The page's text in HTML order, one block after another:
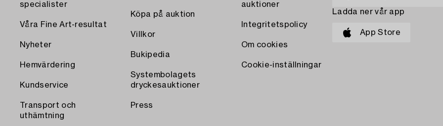
specialister
Våra Fine Art-resultat
Nyheter
Hemvärdering
Kundservice
Transport och
uthämtning
Köpa på auktion
Villkor
Bukipedia
Systembolagets
dryckesauktioner
Press
auktioner
Integritetspolicy
Om cookies
Cookie-inställningar
Ladda ner vår app
App Store